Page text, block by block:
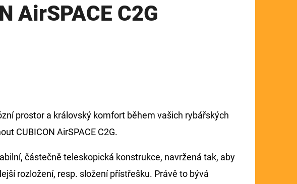
AirSPACE C2G
prostor a královský komfort během vašich rybářských
CUBICON AirSPACE C2G.
částečně teleskopická konstrukce, navržená tak, aby
rozložení, resp. složení přístřešku. Právě to bývá